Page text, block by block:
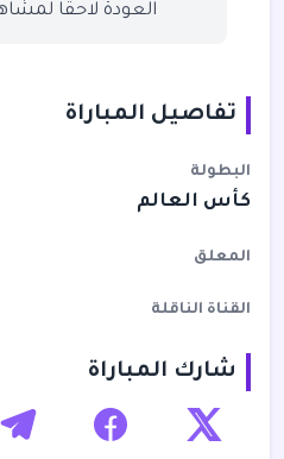
العودة لاحقًا
تفاصيل المباراة
البطولة
كأس العالم
المعلق
القناة الناقلة
شارك المباراة